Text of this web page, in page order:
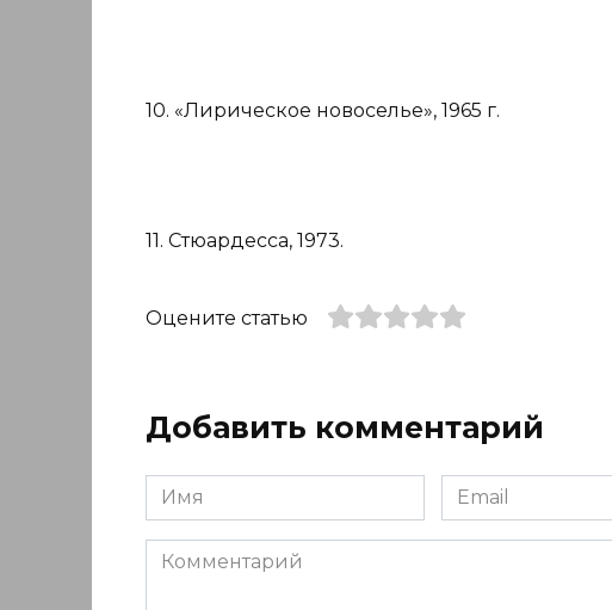
10. «Лирическое новоселье», 1965 г.
11. Стюардесса, 1973.
Оцените статью
Добавить комментарий
Имя
*
Email
*
Комментарий